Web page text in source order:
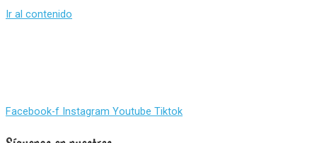
Ir al contenido
Facebook-f Instagram Youtube Tiktok